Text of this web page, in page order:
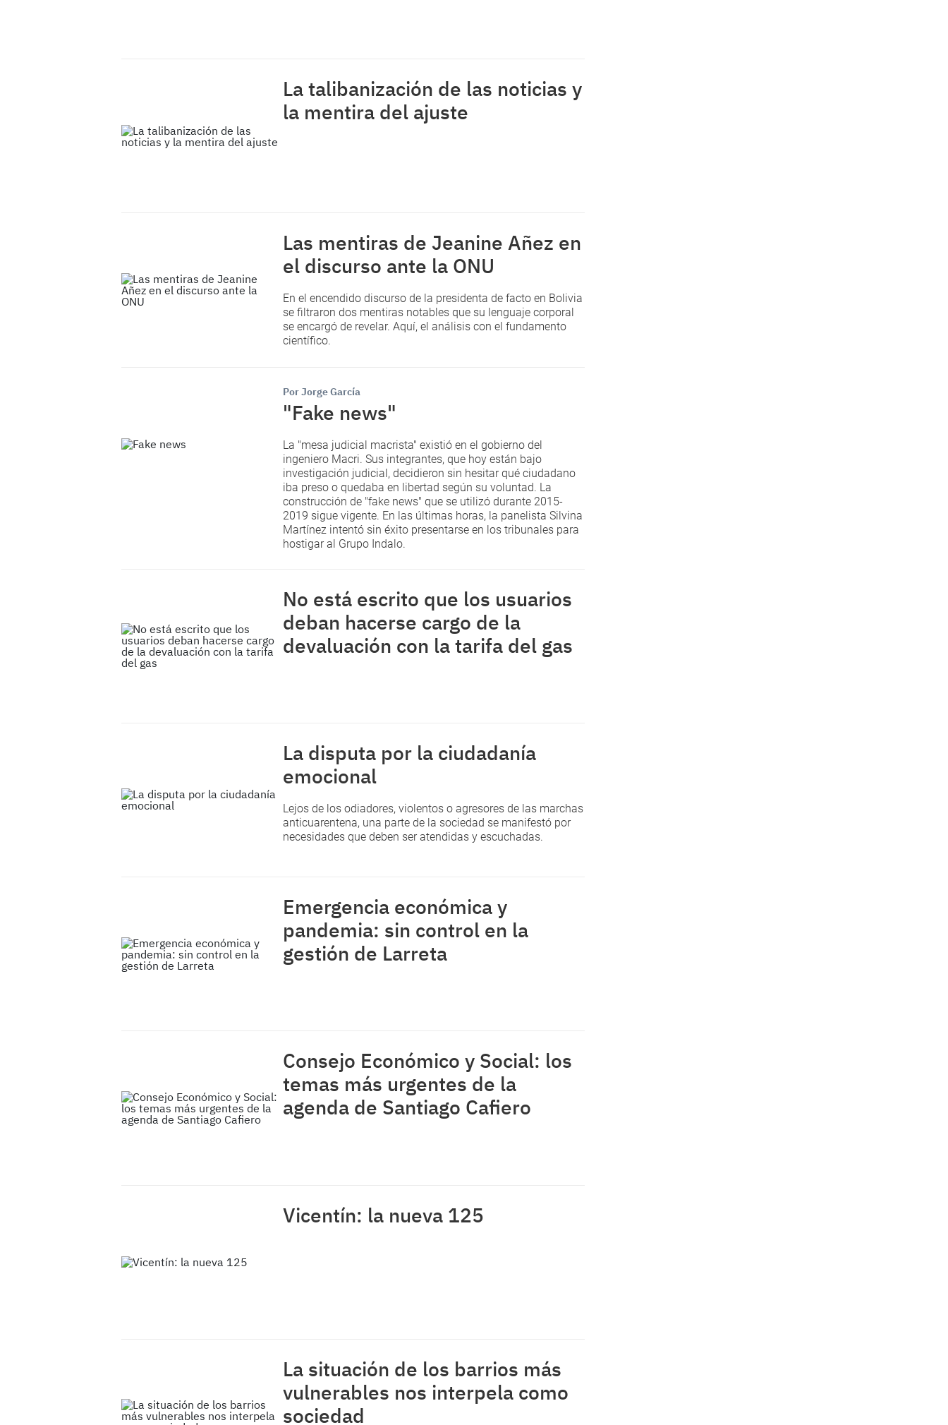
La talibanización de las noticias y
la mentira del ajuste
Las mentiras de Jeanine Añez en
el discurso ante la ONU
En el encendido discurso de la presidenta de facto en Bolivia
se filtraron dos mentiras notables que su lenguaje corporal
se encargó de revelar. Aquí, el análisis con el fundamento
científico.
Por Jorge García
"Fake news"
La "mesa judicial macrista" existió en el gobierno del
ingeniero Macri. Sus integrantes, que hoy están bajo
investigación judicial, decidieron sin hesitar qué ciudadano
iba preso o quedaba en libertad según su voluntad. La
construcción de "fake news" que se utilizó durante 2015-
2019 sigue vigente. En las últimas horas, la panelista Silvina
Martínez intentó sin éxito presentarse en los tribunales para
hostigar al Grupo Indalo.
No está escrito que los usuarios
deban hacerse cargo de la
devaluación con la tarifa del gas
La disputa por la ciudadanía
emocional
Lejos de los odiadores, violentos o agresores de las marchas
anticuarentena, una parte de la sociedad se manifestó por
necesidades que deben ser atendidas y escuchadas.
Emergencia económica y
pandemia: sin control en la
gestión de Larreta
Consejo Económico y Social: los
temas más urgentes de la
agenda de Santiago Cafiero
Vicentín: la nueva 125
La situación de los barrios más
vulnerables nos interpela como
sociedad